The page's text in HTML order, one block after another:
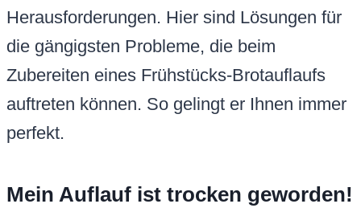
Herausforderungen. Hier sind Lösungen für
die gängigsten Probleme, die beim
Zubereiten eines Frühstücks-Brotauflaufs
auftreten können. So gelingt er Ihnen immer
perfekt.
Mein Auflauf ist trocken geworden!